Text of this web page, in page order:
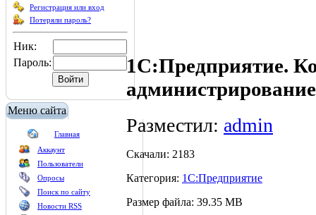
Регистрация или вход
Потеряли пароль?
Ник:
Пароль:
Меню сайта
Главная
Аккаунт
Пользователи
Опросы
Поиск по сайту
Новости RSS
1С:Предприятие.
Разместил: admin
Скачали: 2183
Категория: 1С:Предприятие
Размер файла: 39.35 MB